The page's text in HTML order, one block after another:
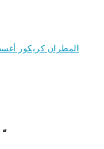
المطران كريكور
“